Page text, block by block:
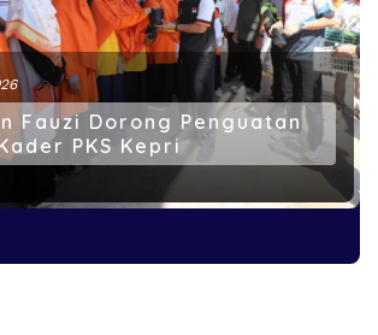
Fauzi Dorong Penguatan
PKS Kepri